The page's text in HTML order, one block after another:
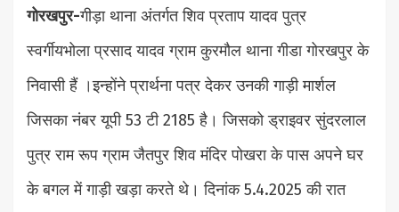
गोरखपुर-गीड़ा थाना अंतर्गत शिव प्रताप यादव पुत्र
स्वर्गीयभोला प्रसाद यादव ग्राम कुरमौल थाना गीडा गोरखपुर के
निवासी हैं ।इन्होंने प्रार्थना पत्र देकर उनकी गाड़ी मार्शल
जिसका नंबर यूपी 53 टी 2185 है। जिसको ड्राइवर सुंदरलाल
पुत्र राम रूप ग्राम जैतपुर शिव मंदिर पोखरा के पास अपने घर
के बगल में गाड़ी खड़ा करते थे। दिनांक 5.4.2025 की रात